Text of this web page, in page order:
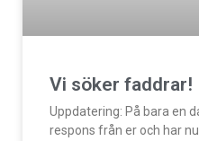
Vi söker faddrar!
Uppdatering: På bara en
respons från er och har